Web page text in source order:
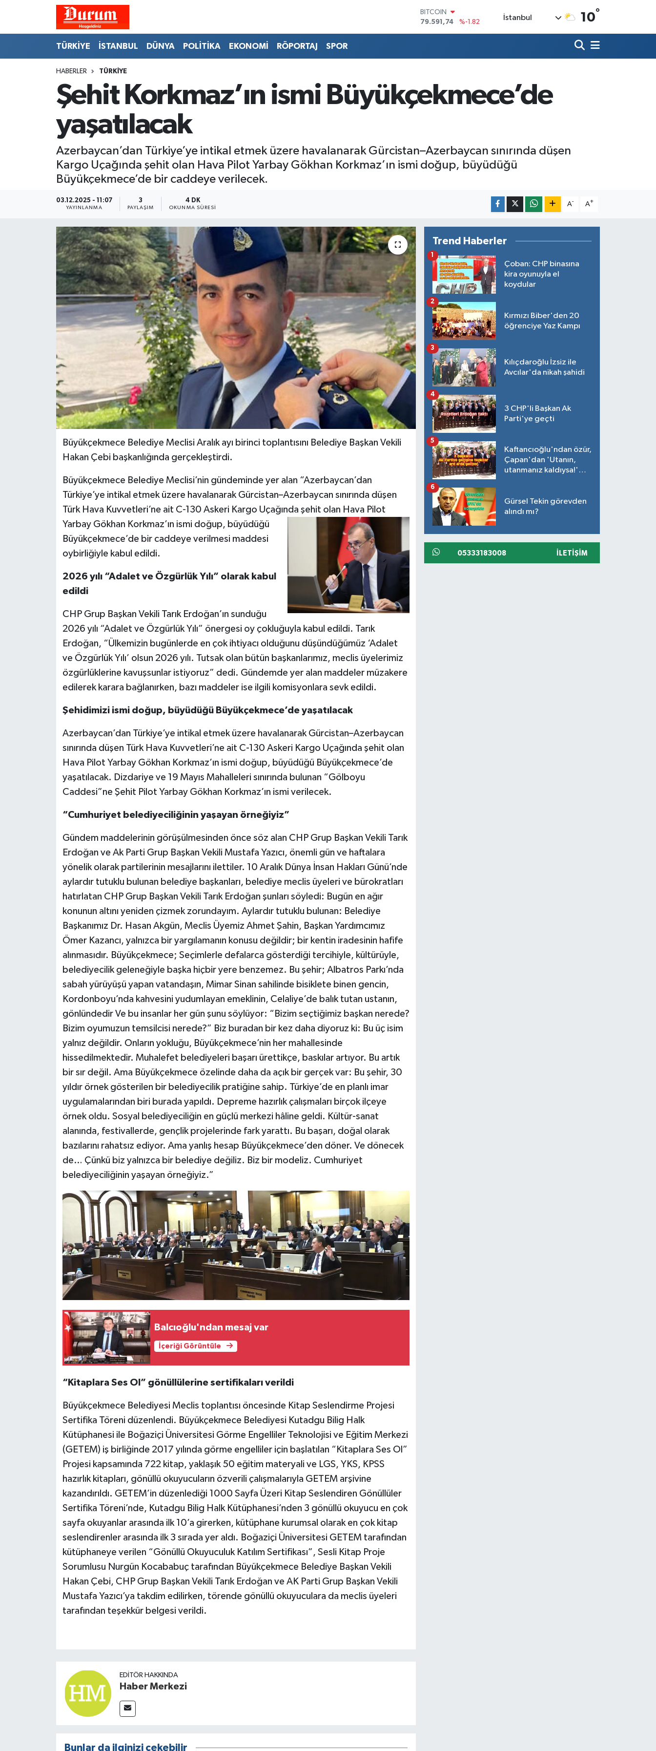
DOLAR
45,43620
%0.02
61,60380
%0.18
BİST100
14.598,00
İstanbul 10°
TÜRKİYE İSTANBUL DÜNYA POLİTİKA EKONOMİ RÖPORTAJ SPOR
HABERLER TÜRKİYE
Şehit Korkmaz’ın ismi Büyükçekmece’de
yaşatılacak
Azerbaycan’dan Türkiye’ye intikal etmek üzere havalanarak Gürcistan–Azerbaycan sınırında düşen
Kargo Uçağında şehit olan Hava Pilot Yarbay Gökhan Korkmaz’ın ismi doğup, büyüdüğü
Büyükçekmece’de bir caddeye verilecek.
03.12.2025 - 11:07
YAYINLANMA
3
PAYLAŞIM
4 DK
OKUNMA SÜRESI
A- A+
Büyükçekmece Belediye Meclisi Aralık ayı birinci toplantısını Belediye Başkan Vekili
Hakan Çebi başkanlığında gerçekleştirdi.
Büyükçekmece Belediye Meclisi’nin gündeminde yer alan “Azerbaycan’dan
Türkiye’ye intikal etmek üzere havalanarak Gürcistan–Azerbaycan sınırında düşen
Türk Hava Kuvvetleri’ne ait C-130 Askeri Kargo Uçağında şehit olan Hava Pilot
Yarbay Gökhan Korkmaz’ın ismi doğup, büyüdüğü
Büyükçekmece’de bir caddeye verilmesi maddesi
oybirliğiyle kabul edildi.
2026 yılı “Adalet ve Özgürlük Yılı” olarak kabul
edildi
CHP Grup Başkan Vekili Tarık Erdoğan’ın sunduğu
2026 yılı “Adalet ve Özgürlük Yılı” önergesi oy çokluğuyla kabul edildi. Tarık
Erdoğan, “Ülkemizin bugünlerde en çok ihtiyacı olduğunu düşündüğümüz ‘Adalet
ve Özgürlük Yılı’ olsun 2026 yılı. Tutsak olan bütün başkanlarımız, meclis üyelerimiz
özgürlüklerine kavuşsunlar istiyoruz” dedi. Gündemde yer alan maddeler müzakere
edilerek karara bağlanırken, bazı maddeler ise ilgili komisyonlara sevk edildi.
Şehidimizi ismi doğup, büyüdüğü Büyükçekmece’de yaşatılacak
Azerbaycan’dan Türkiye’ye intikal etmek üzere havalanarak Gürcistan–Azerbaycan
sınırında düşen Türk Hava Kuvvetleri’ne ait C-130 Askeri Kargo Uçağında şehit olan
Hava Pilot Yarbay Gökhan Korkmaz’ın ismi doğup, büyüdüğü Büyükçekmece’de
yaşatılacak. Dizdariye ve 19 Mayıs Mahalleleri sınırında bulunan “Gölboyu
Caddesi”ne Şehit Pilot Yarbay Gökhan Korkmaz’ın ismi verilecek.
“Cumhuriyet belediyeciliğinin yaşayan örneğiyiz”
Gündem maddelerinin görüşülmesinden önce söz alan CHP Grup Başkan Vekili Tarık
Erdoğan ve Ak Parti Grup Başkan Vekili Mustafa Yazıcı, önemli gün ve haftalara
yönelik olarak partilerinin mesajlarını ilettiler. 10 Aralık Dünya İnsan Hakları Günü’nde
aylardır tutuklu bulunan belediye başkanları, belediye meclis üyeleri ve bürokratları
hatırlatan CHP Grup Başkan Vekili Tarık Erdoğan şunları söyledi: Bugün en ağır
konunun altını yeniden çizmek zorundayım. Aylardır tutuklu bulunan: Belediye
Başkanımız Dr. Hasan Akgün, Meclis Üyemiz Ahmet Şahin, Başkan Yardımcımız
Ömer Kazancı, yalnızca bir yargılamanın konusu değildir; bir kentin iradesinin hafife
alınmasıdır. Büyükçekmece; Seçimlerle defalarca gösterdiği tercihiyle, kültürüyle,
belediyecilik geleneğiyle başka hiçbir yere benzemez. Bu şehir; Albatros Parkı’nda
sabah yürüyüşü yapan vatandaşın, Mimar Sinan sahilinde bisiklete binen gencin,
Kordonboyu’nda kahvesini yudumlayan emeklinin, Celaliye’de balık tutan ustanın,
gönlündedir Ve bu insanlar her gün şunu söylüyor: “Bizim seçtiğimiz başkan nerede?
Bizim oyumuzun temsilcisi nerede?” Biz buradan bir kez daha diyoruz ki: Bu üç isim
yalnız değildir. Onların yokluğu, Büyükçekmece’nin her mahallesinde
hissedilmektedir. Muhalefet belediyeleri başarı ürettikçe, baskılar artıyor. Bu artık
bir sır değil. Ama Büyükçekmece özelinde daha da açık bir gerçek var: Bu şehir, 30
yıldır örnek gösterilen bir belediyecilik pratiğine sahip. Türkiye’de en planlı imar
uygulamalarından biri burada yapıldı. Depreme hazırlık çalışmaları birçok ilçeye
örnek oldu. Sosyal belediyeciliğin en güçlü merkezi hâline geldi. Kültür-sanat
alanında, festivallerde, gençlik projelerinde fark yarattı. Bu başarı, doğal olarak
bazılarını rahatsız ediyor. Ama yanlış hesap Büyükçekmece’den döner. Ve dönecek
de… Çünkü biz yalnızca bir belediye değiliz. Biz bir modeliz. Cumhuriyet
belediyeciliğinin yaşayan örneğiyiz.”
Balcıoğlu'ndan mesaj var
İçeriği Görüntüle
“Kitaplara Ses Ol” gönüllülerine sertifikaları verildi
Büyükçekmece Belediyesi Meclis toplantısı öncesinde Kitap Seslendirme Projesi
Sertifika Töreni düzenlendi. Büyükçekmece Belediyesi Kutadgu Bilig Halk
Kütüphanesi ile Boğaziçi Üniversitesi Görme Engelliler Teknolojisi ve Eğitim Merkezi
(GETEM) iş birliğinde 2017 yılında görme engelliler için başlatılan “Kitaplara Ses Ol”
Projesi kapsamında 722 kitap, yaklaşık 50 eğitim materyali ve LGS, YKS, KPSS
hazırlık kitapları, gönüllü okuyucuların özverili çalışmalarıyla GETEM arşivine
kazandırıldı. GETEM’in düzenlediği 1000 Sayfa Üzeri Kitap Seslendiren Gönüllüler
Sertifika Töreni’nde, Kutadgu Bilig Halk Kütüphanesi’nden 3 gönüllü okuyucu en çok
sayfa okuyanlar arasında ilk 10’a girerken, kütüphane kurumsal olarak en çok kitap
seslendirenler arasında ilk 3 sırada yer aldı. Boğaziçi Üniversitesi GETEM tarafından
kütüphaneye verilen “Gönüllü Okuyuculuk Katılım Sertifikası”, Sesli Kitap Proje
Sorumlusu Nurgün Kocababuç tarafından Büyükçekmece Belediye Başkan Vekili
Hakan Çebi, CHP Grup Başkan Vekili Tarık Erdoğan ve AK Parti Grup Başkan Vekili
Mustafa Yazıcı’ya takdim edilirken, törende gönüllü okuyuculara da meclis üyeleri
tarafından teşekkür belgesi verildi.
EDITÖR HAKKINDA
Haber Merkezi
Bunlar da ilginizi çekebilir
Trend Haberler
Çoban: CHP binasına
kira oyunuyla el
koydular
1
Kırmızı Biber'den 20
öğrenciye Yaz Kampı
2
Kılıçdaroğlu İzsiz ile
Avcılar'da nikah şahidi
3
3 CHP'li Başkan Ak
Parti'ye geçti
4
Kaftancıoğlu'ndan özür,
Çapan'dan 'Utanın,
utanmanız kaldıysa!'
5
Gürsel Tekin görevden
alındı mı?
6
05333183008 İLETIŞIM
Namaz Vakitleri
Süper Lig Puan Durumu ve Fikstür
Tüm Manşetler
Son Dakika Haberleri
Haber Arşivi